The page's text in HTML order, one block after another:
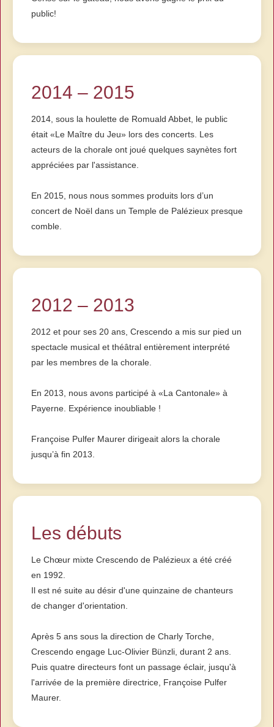
public!
2014 – 2015
2014, sous la houlette de Romuald Abbet, le public
était «Le Maître du Jeu» lors des concerts. Les
acteurs de la chorale ont joué quelques saynètes fort
appréciées par l'assistance.
En 2015, nous nous sommes produits lors d’un
concert de Noël dans un Temple de Palézieux presque
comble.
2012 – 2013
2012 et pour ses 20 ans, Crescendo a mis sur pied un
spectacle musical et théâtral entièrement interprété
par les membres de la chorale.
En 2013, nous avons participé à «La Cantonale» à
Payerne. Expérience inoubliable !
Françoise Pulfer Maurer dirigeait alors la chorale
jusqu’à fin 2013.
Les débuts
Le Chœur mixte Crescendo de Palézieux a été créé
en 1992.
Il est né suite au désir d'une quinzaine de chanteurs
de changer d'orientation.
Après 5 ans sous la direction de Charly Torche,
Crescendo engage Luc-Olivier Bünzli, durant 2 ans.
Puis quatre directeurs font un passage éclair, jusqu'à
l'arrivée de la première directrice, Françoise Pulfer
Maurer.